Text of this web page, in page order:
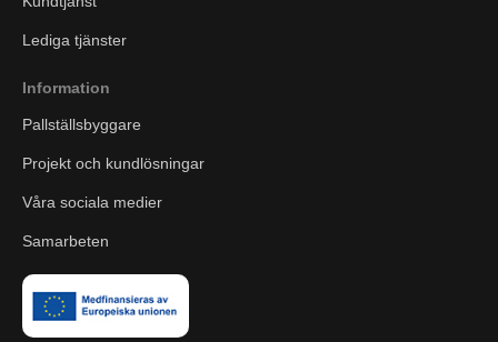
Lediga tjänster
Information
Pallställsbyggare
Projekt och kundlösningar
Våra sociala medier
Samarbeten